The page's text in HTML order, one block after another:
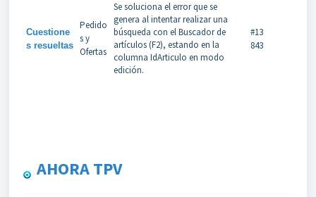
Cuestione
s resueltas
Pedido
s y
Ofertas
Se soluciona el error que se
genera al intentar realizar una
búsqueda con el Buscador de
artículos (F2), estando en la
columna IdArticulo en modo
edición.
#13
843
AHORA TPV